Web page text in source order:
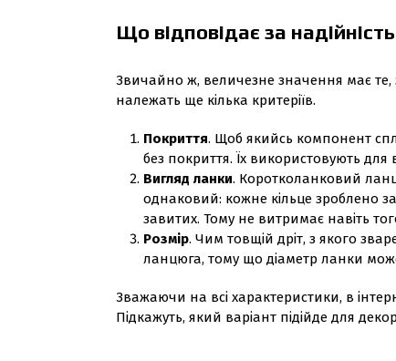
Що відповідає за
Звичайно ж, величезне значення має
належать ще кілька критеріїв.
Покриття. Щоб якийсь компонент
без покриття. Їх використовують
Вигляд ланки. Коротколанковий
однаковий: кожне кільце зроблено
завитих. Тому не витримає навіть
Розмір. Чим товщій дріт, з якого
ланцюга, тому що діаметр ланки
Зважаючи на всі характеристики, в
Підкажуть, який варіант підійде для